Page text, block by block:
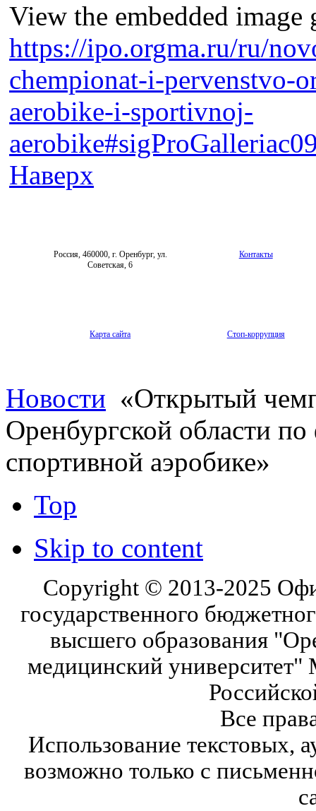
View the embedded
https://ipo.orgma.ru/ru/
chempionat-i-pervenstvo-
aerobike-i-sportivnoj-
Наверх
Россия, 460000, г. Оренбург, ул.
Советская, 6
Контакты
Карта сайта Стоп-коррупция
Новости «Открытый
Оренбургской области
спортивной аэробике»
Top
Skip to content
Copyright © 2013-2025
государственного
высшего образования
медицинский университет"
Все
Использование текстовых,
возможно только с